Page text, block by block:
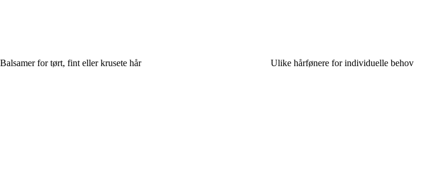
Balsamer for tørt, fint eller krusete hår Ulike hårfønere for individuelle behov